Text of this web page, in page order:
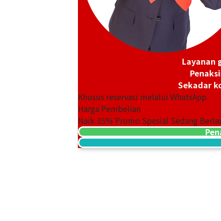
24K Gold (K24) Medal
West Germany
29,8g
Referensi Harga Buyback
Rp 88.085.999
Layanan
Sekadar
Khusus reservasi melalui WhatsApp
Harga Pembelian
Naik35% Promo Spesial Sedang